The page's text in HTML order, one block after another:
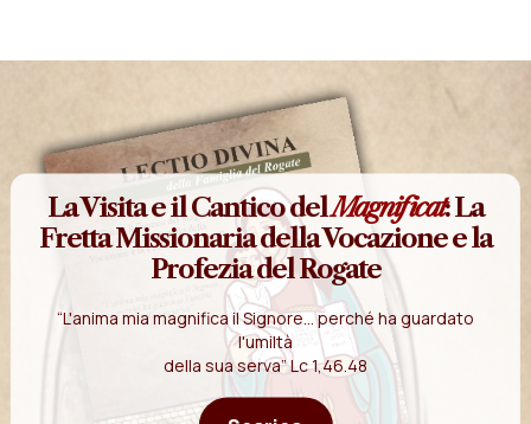
La Visita e il Cantico delMagnificat: La
Fretta Missionaria della Vocazione e la
Profezia del Rogate
“L'anima mia magnifica il Signore... perché ha guardato
l'umiltà
della sua serva” Lc 1,46.48